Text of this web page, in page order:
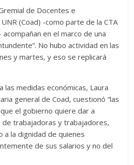
de Docentes e
(Coad) -como parte de la CTA
en el marco de una
No hubo actividad en las
y martes, y eso se replicará
las medidas económicas, Laura
general de Coad, cuestionó “las
el gobierno quiere dar a
de trabajadoras y trabajadores,
a la dignidad de quienes
de sus salarios y no del